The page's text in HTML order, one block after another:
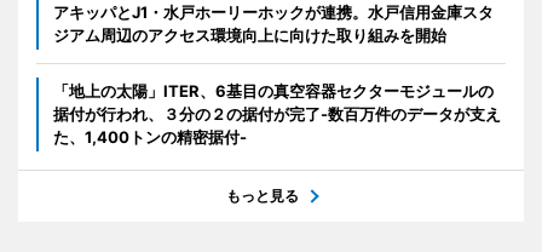
アキッパとJ1・水戸ホーリーホックが連携。水戸信用金庫スタ
ジアム周辺のアクセス環境向上に向けた取り組みを開始
「地上の太陽」ITER、6基目の真空容器セクターモジュールの
据付が行われ、３分の２の据付が完了-数百万件のデータが支え
た、1,400トンの精密据付-
もっと見る